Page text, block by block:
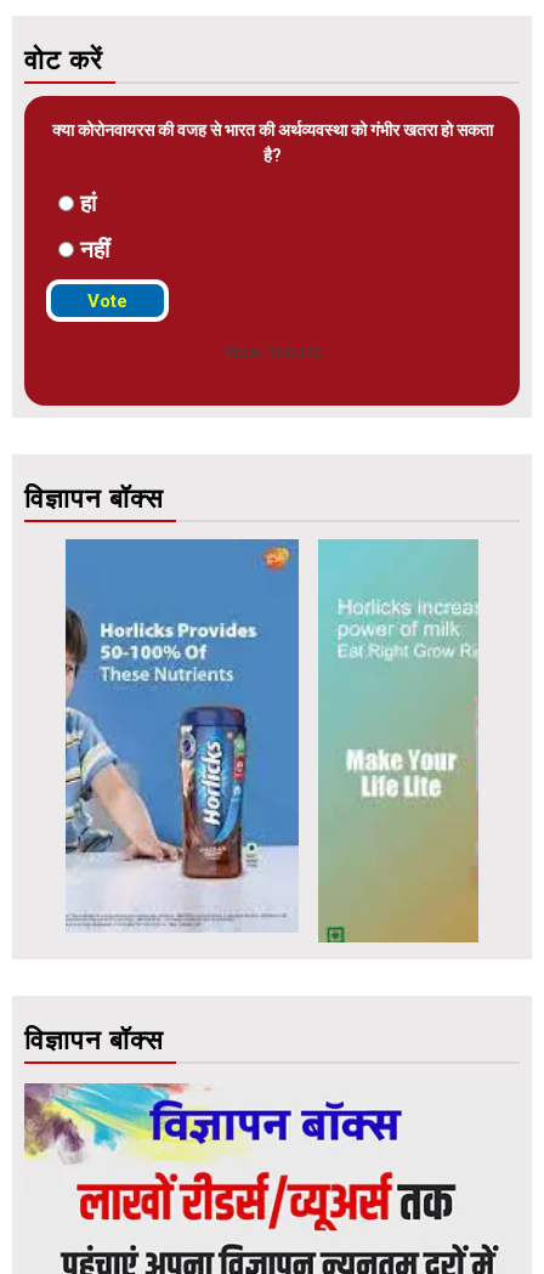
वोट करें
क्या कोरोनवायरस की वजह से भारत की अर्थव्यवस्था को गंभीर खतरा हो सकता
है?
हां
नहीं
View Results
विज्ञापन बॉक्स
विज्ञापन बॉक्स